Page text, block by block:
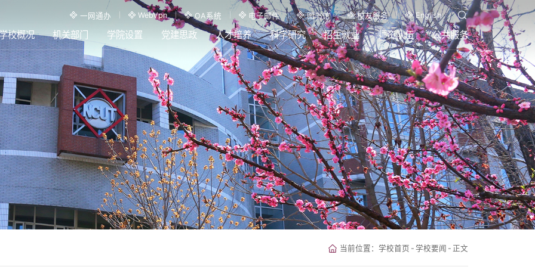
一网通办 WebVpn OA系统 电子邮件 图书馆 校友服务 English
校概况 机关部门 学院设置 党建思政 人才培养 科学研究 招生就业 师资队伍 公共服务
当前位置： 学校首页 - 学校要闻 - 正文